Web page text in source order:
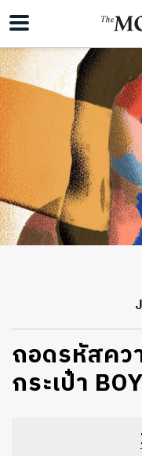
ถอดรหัสคว
กระเป๋า